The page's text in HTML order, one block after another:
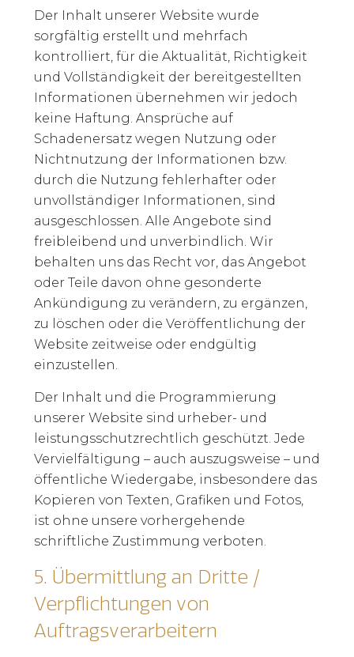
Der Inhalt unserer Website wurde
sorgfältig erstellt und mehrfach
kontrolliert, für die Aktualität, Richtigkeit
und Vollständigkeit der bereitgestellten
Informationen übernehmen wir jedoch
keine Haftung. Ansprüche auf
Schadenersatz wegen Nutzung oder
Nichtnutzung der Informationen bzw.
durch die Nutzung fehlerhafter oder
unvollständiger Informationen, sind
ausgeschlossen. Alle Angebote sind
freibleibend und unverbindlich. Wir
behalten uns das Recht vor, das Angebot
oder Teile davon ohne gesonderte
Ankündigung zu verändern, zu ergänzen,
zu löschen oder die Veröffentlichung der
Website zeitweise oder endgültig
einzustellen.
Der Inhalt und die Programmierung
unserer Website sind urheber- und
leistungsschutzrechtlich geschützt. Jede
Vervielfältigung – auch auszugsweise – und
öffentliche Wiedergabe, insbesondere das
Kopieren von Texten, Grafiken und Fotos,
ist ohne unsere vorhergehende
schriftliche Zustimmung verboten.
5. Übermittlung an Dritte /
Verpflichtungen von
Auftragsverarbeitern